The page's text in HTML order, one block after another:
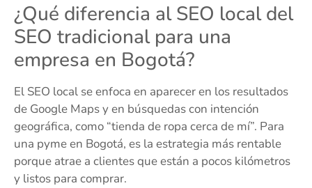
¿Qué diferencia al SEO local del
SEO tradicional para una
empresa en Bogotá?
El SEO local se enfoca en aparecer en los resultados
de Google Maps y en búsquedas con intención
geográfica, como “tienda de ropa cerca de mí”. Para
una pyme en Bogotá, es la estrategia más rentable
porque atrae a clientes que están a pocos kilómetros
y listos para comprar.